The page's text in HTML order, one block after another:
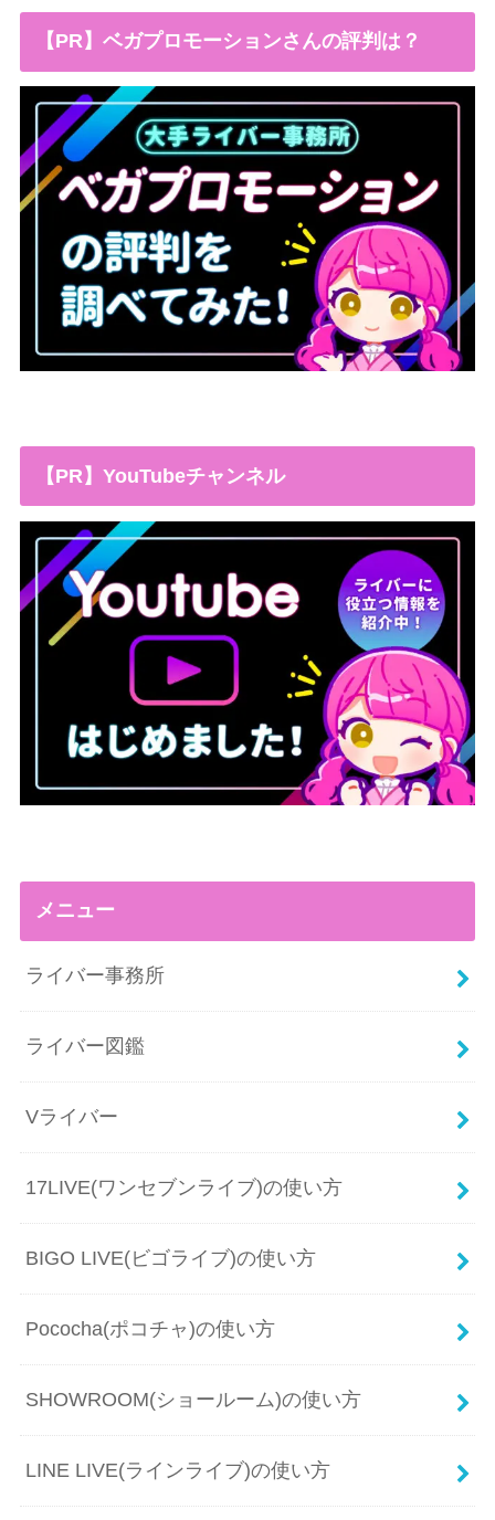
【PR】ベガプロモーションさんの評判は？
【PR】YouTubeチャンネル
メニュー
ライバー事務所
ライバー図鑑
Vライバー
17LIVE(ワンセブンライブ)の使い方
BIGO LIVE(ビゴライブ)の使い方
Pococha(ポコチャ)の使い方
SHOWROOM(ショールーム)の使い方
LINE LIVE(ラインライブ)の使い方